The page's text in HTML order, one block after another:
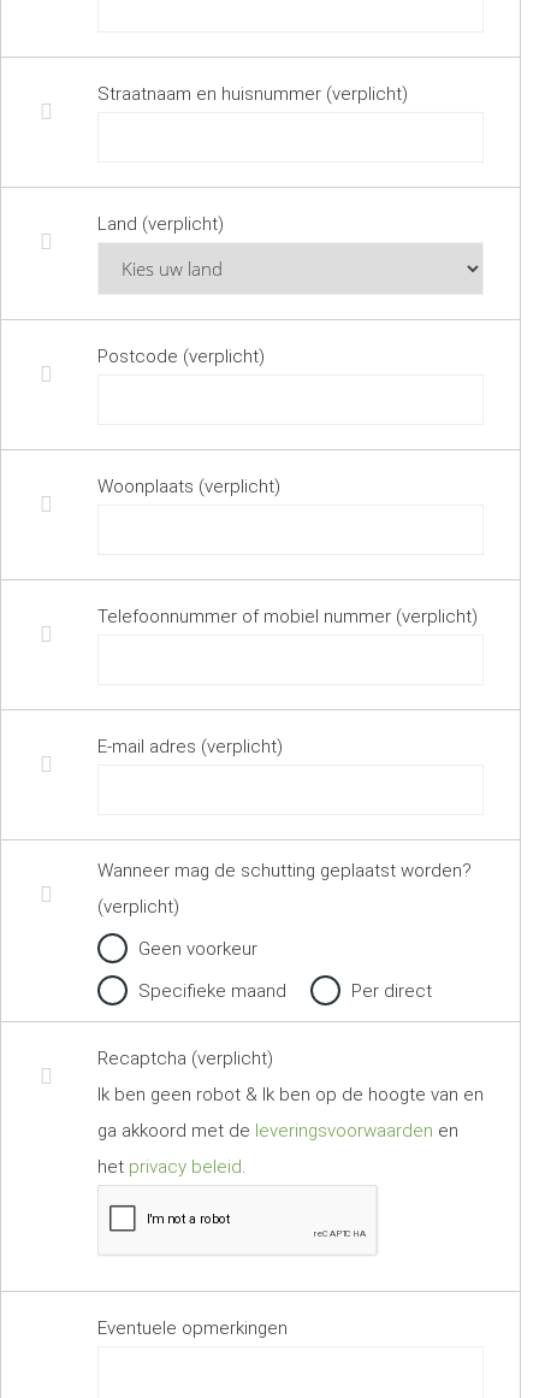
Straatnaam en huisnummer (verplicht)
Land (verplicht)
Postcode (verplicht)
Woonplaats (verplicht)
Telefoonnummer of mobiel nummer (verplicht)
E-mail adres (verplicht)
Wanneer mag de schutting geplaatst worden?
(verplicht)
Geen voorkeur
Specifieke maand
Per direct
Recaptcha (verplicht)
Ik ben geen robot & Ik ben op de hoogte van en
ga akkoord met de leveringsvoorwaarden en
het privacy beleid.
Eventuele opmerkingen